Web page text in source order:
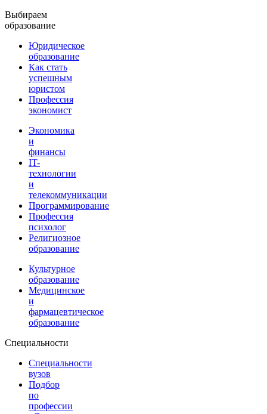
Выбираем
образование
Юридическое
образование
Как стать
успешным
юристом
Профессия
экономист
Экономика
и
финансы
IT-
технологии
и
телекоммуникации
Программирование
Профессия
психолог
Религиозное
образование
Культурное
образование
Медицинское
и
фармацевтическое
образование
Специальности
Специальности
вузов
Подбор
по
профессии